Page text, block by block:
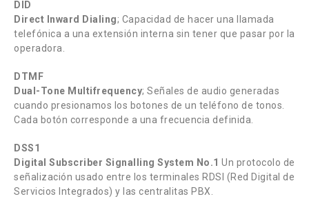
DID
Direct Inward Dialing; Capacidad de hacer una llamada
telefónica a una extensión interna sin tener que pasar por la
operadora.
DTMF
Dual-Tone Multifrequency; Señales de audio generadas
cuando presionamos los botones de un teléfono de tonos.
Cada botón corresponde a una frecuencia definida.
DSS1
Digital Subscriber Signalling System No.1 Un protocolo de
señalización usado entre los terminales RDSI (Red Digital de
Servicios Integrados) y las centralitas PBX.